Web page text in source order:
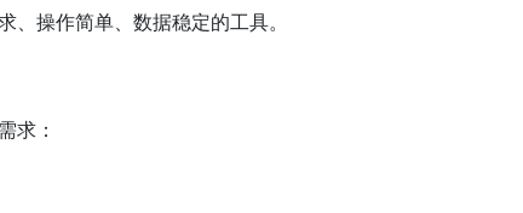
操作简单、数据稳定的工具。
求：